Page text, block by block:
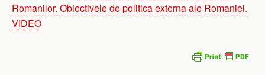
Romanilor. Obiectivele de politica externa ale Romaniei.
VIDEO